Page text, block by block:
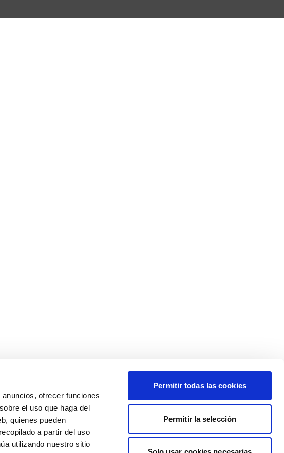
ofrecer funciones
el uso que haga del
quienes pueden
a partir del uso
utilizando nuestro sitio
Permitir todas las cookies
Permitir la selección